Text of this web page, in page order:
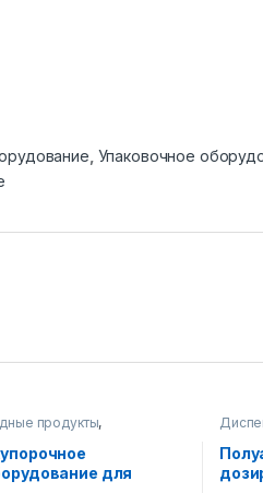
Упаковочное
продукты,
на складе
оборудование
для